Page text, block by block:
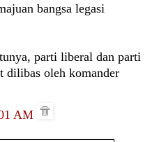
bangsa legasi
parti liberal dan parti
dilibas oleh komander
AM